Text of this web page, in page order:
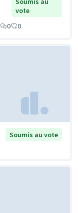
vote
0 0
Soumis au vote